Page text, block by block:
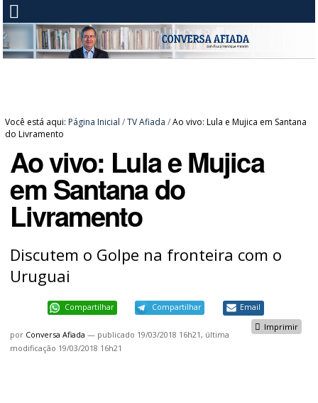
Você está aqui: Página Inicial /TV Afiada /Ao vivo: Lula e Mujica em Santana
do Livramento
Ao vivo: Lula e Mujica
em Santana do
Livramento
Discutem o Golpe na fronteira com o
Uruguai
Compartilhar Compartilhar Email
Imprimir
por Conversa Afiada — publicado 19/03/2018 16h21, última
modificação 19/03/2018 16h21